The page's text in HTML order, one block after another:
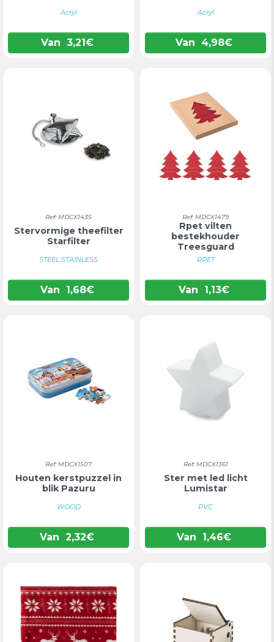
Acryl
Van 3,21€
Acryl
Van 4,98€
Ref: MDCX1435
Stervormige theefilter
Starfilter
STEEL STAINLESS
Van 1,68€
Ref: MDCX1479
Rpet vilten
bestekhouder
Treesguard
RPET
Van 1,13€
Ref: MDCX1507
Houten kerstpuzzel in
blik Pazuru
WOOD
Van 2,32€
Ref: MDCX1361
Ster met led licht
Lumistar
PVC
Van 1,46€